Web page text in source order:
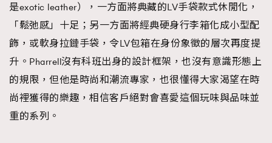
是exotic leather），一方面將典藏的LV手袋款式休閒化，
「鬆弛感」十足；另一方面將經典硬身行李箱化成小型配
飾，或軟身拉鏈手袋，令LV包箱在身份象徵的層次再度提
升。Pharrell沒有科班出身的設計框架，也沒有意識形態上
的規限，但他是時尚和潮流專家，也很懂得大家渴望在時
尚裡獲得的樂趣，相信客戶絕對會喜愛這個玩味與品味並
重的系列。